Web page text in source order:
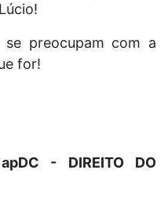
preocupam com a
for!
- DIREITO DO